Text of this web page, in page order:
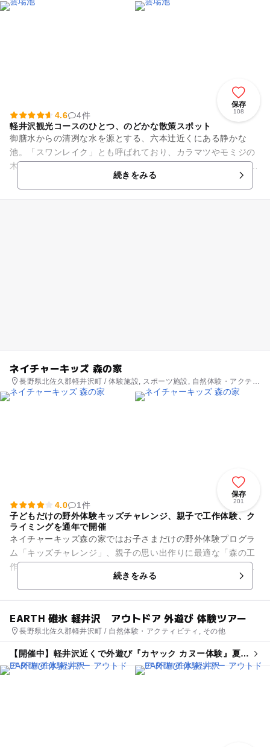
保存
108
4.6
4件
軽井沢観光コースのひとつ、のどかな散策スポット
御膳水からの清冽な水を源とする、六本辻近くにある静かな
池。「スワンレイク」とも呼ばれており、カラマツやモミジの
木々に映え、とても落ち着いた雰囲気の場所です。 水面に映る
木々、のどかにたたずむカ...続きをみる
ネイチャーキッズ 森の家
長野県北佐久郡軽井沢町 / 体験施設, スポーツ施設, 自然体験・アクティ
ビティ
保存
201
4.0
1件
子どもだけの野外体験キッズチャレンジ、親子で工作体験、ク
ライミングを通年で開催
ネイチャーキッズ森の家ではお子さまだけの野外体験プログラ
ム「キッズチャレンジ」、親子の思い出作りに最適な「森の工
作体験」「ファミリークライミング」を通年で開催していま
す。 一番の人気プログラム...続きをみる
EARTH 碓氷 軽井沢 アウトドア 外遊び 体験ツアー
長野県北佐久郡軽井沢町 / 自然体験・アクティビティ, その他
【開催中】軽井沢近くで外遊び『カヤック カヌー体験』夏休
み★季節の自然体験